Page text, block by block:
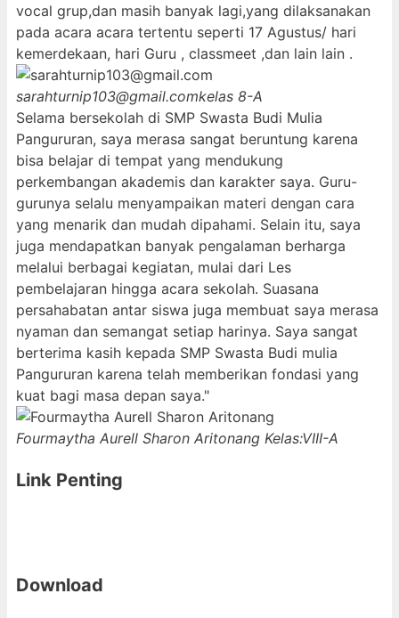
vocal grup,dan masih banyak lagi,yang dilaksanakan
pada acara acara tertentu seperti 17 Agustus/ hari
kemerdekaan, hari Guru , classmeet ,dan lain lain .
sarahturnip103@gmail.comkelas 8-A
Selama bersekolah di SMP Swasta Budi Mulia
Pangururan, saya merasa sangat beruntung karena
bisa belajar di tempat yang mendukung
perkembangan akademis dan karakter saya. Guru-
gurunya selalu menyampaikan materi dengan cara
yang menarik dan mudah dipahami. Selain itu, saya
juga mendapatkan banyak pengalaman berharga
melalui berbagai kegiatan, mulai dari Les
pembelajaran hingga acara sekolah. Suasana
persahabatan antar siswa juga membuat saya merasa
nyaman dan semangat setiap harinya. Saya sangat
berterima kasih kepada SMP Swasta Budi mulia
Pangururan karena telah memberikan fondasi yang
kuat bagi masa depan saya."
Fourmaytha Aurell Sharon Aritonang Kelas:VIII-A
Link Penting
Download